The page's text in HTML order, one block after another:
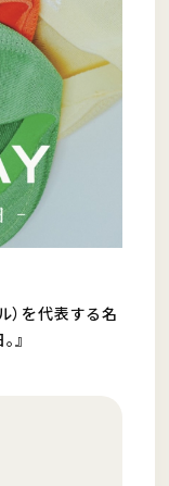
）を代表する名
』